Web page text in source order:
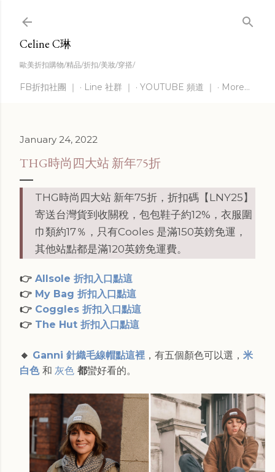
Celine C琳
歐美折扣購物/精品/折扣/美妝/穿搭/
FB折扣社團 ｜ Line 社群 ｜ YOUTUBE 頻道 ｜ More…
January 24, 2022
THG時尚四大站 新年75折
THG時尚四大站 新年75折，折扣碼【LNY25】
寄送台灣貨到收關稅，包包鞋子約12%，衣服圍
巾類約17％，只有Cooles 是滿150英鎊免運，
其他站點都是滿120英鎊免運費。
👉 Allsole 折扣入口點這
👉 My Bag 折扣入口點這
👉 Coggles 折扣入口點這
👉 The Hut 折扣入口點這
🔸 Ganni 針織毛線帽點這裡 ，有五個顏色可以選， 米
白色 和 灰色 都蠻好看的。